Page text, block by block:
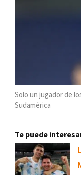
Solo un jugador de
Sudamérica
Te puede